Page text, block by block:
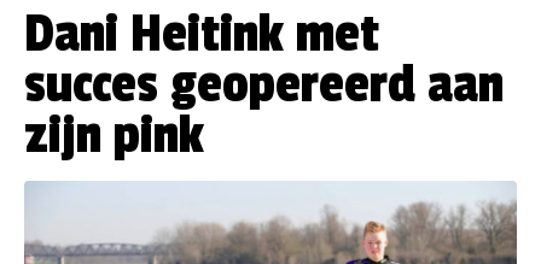
Dani Heitink met
succes geopereerd aan
zijn pink